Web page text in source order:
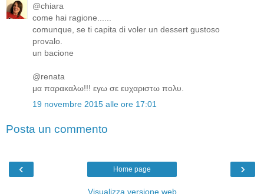
@chiara
come hai ragione......
comunque, se ti capita di voler un dessert gustoso
provalo.
un bacione
@renata
μα παρακαλω!!! εγω σε ευχαριστω πολυ.
19 novembre 2015 alle ore 17:01
Posta un commento
‹ ›
Home page
Visualizza versione web